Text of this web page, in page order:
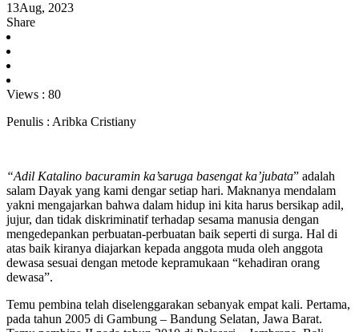
13Aug, 2023
Share
Views : 80
Penulis : Aribka Cristiany
“Adil Katalino bacuramin ka’saruga basengat ka’jubata” adalah
salam Dayak yang kami dengar setiap hari. Maknanya mendalam
yakni mengajarkan bahwa dalam hidup ini kita harus bersikap adil,
jujur, dan tidak diskriminatif terhadap sesama manusia dengan
mengedepankan perbuatan-perbuatan baik seperti di surga. Hal di
atas baik kiranya diajarkan kepada anggota muda oleh anggota
dewasa sesuai dengan metode kepramukaan “kehadiran orang
dewasa”.
Temu pembina telah diselenggarakan sebanyak empat kali. Pertama,
pada tahun 2005 di Gambung – Bandung Selatan, Jawa Barat.